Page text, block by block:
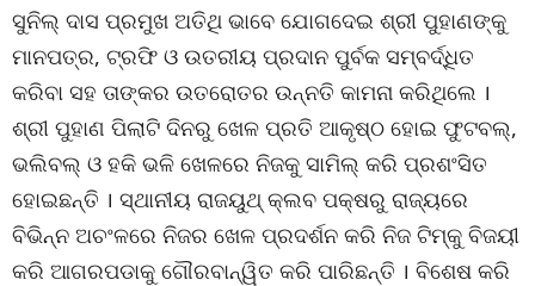
ସୁନିଲ୍ ଦାସ ପ୍ରମୁଖ ଅତିଥି ଭାବେ ଯୋଗଦେଇ ଶ୍ରୀ ପୁହାଣଙ୍କୁ
ମାନପତ୍ର, ଟ୍ରଫି ଓ ଉତରୀୟ ପ୍ରଦାନ ପୁର୍ବକ ସମ୍ବର୍ଦ୍ଧିତ
କରିବା ସହ ତାଙ୍କର ଉତରୋତର ଉନ୍ନତି କାମନା କରିଥିଲେ ।
ଶ୍ରୀ ପୁହାଣ ପିଲାଟି ଦିନରୁ ଖେଳ ପ୍ରତି ଆକୃଷ୍ଠ ହୋଇ ଫୁଟବଲ୍‌,
ଭଲିବଲ୍ ଓ ହକି ଭଳି ଖେଳରେ ନିଜକୁ ସାମିଲ୍ କରି ପ୍ରଶଂସିତ
ହୋଇଛନ୍ତି । ସ୍ଥାନୀୟ ରାଜୟୁଥ୍ କ୍ଲବ ପକ୍ଷରୁ ରାଜ୍ୟରେ
ବିଭିନ୍ନ ଅଚଂଳରେ ନିଜର ଖେଳ ପ୍ରଦର୍ଶନ କରି ନିଜ ଟିମ୍‌କୁ ବିଜୟୀ
କରି ଆଗରପଡାକୁ ଗୌରବାନ୍ୱିତ କରି ପାରିଛନ୍ତି । ବିଶେଷ କରି